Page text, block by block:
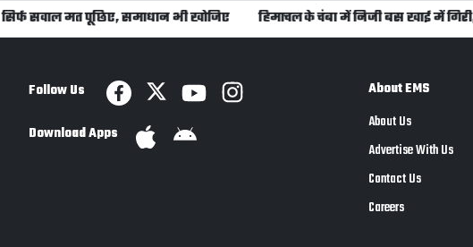
सिर्फ सवाल मत पूछिए, समाधान भी खोजिए हिमाचल के चंबा में निजी बस खाई में गिरी,
Follow Us
Download Apps
About EMS
About Us
Advertise With Us
Contact Us
Careers